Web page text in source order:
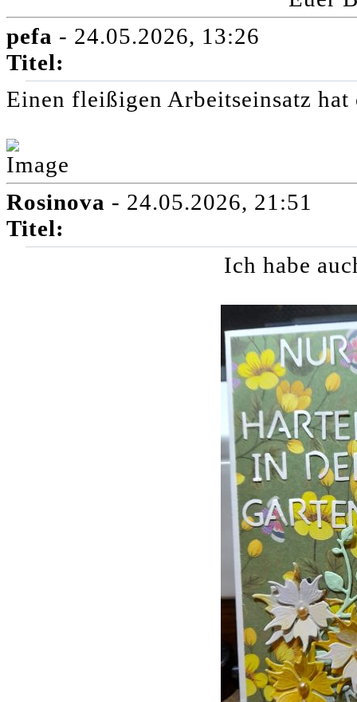
pefa - 24.05.2026, 13:26
Titel:
Einen fleißigen Arbeitseinsatz
Rosinova - 24.05.2026, 21:51
Titel:
Ich habe